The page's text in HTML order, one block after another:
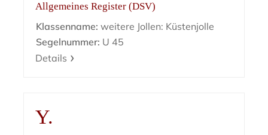
Allgemeines Register (DSV)
Klassenname: weitere Jollen: Küstenjolle
Segelnummer: U 45
Details
Y.